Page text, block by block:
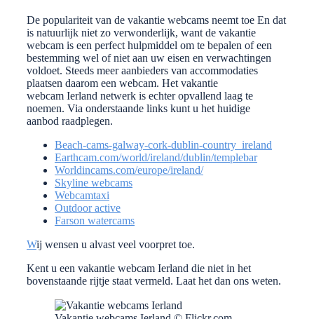
De populariteit van de vakantie webcams neemt toe En dat
is natuurlijk niet zo verwonderlijk, want de vakantie
webcam is een perfect hulpmiddel om te bepalen of een
bestemming wel of niet aan uw eisen en verwachtingen
voldoet. Steeds meer aanbieders van accommodaties
plaatsen daarom een webcam. Het vakantie
webcam Ierland netwerk is echter opvallend laag te
noemen. Via onderstaande links kunt u het huidige
aanbod raadplegen.
Beach-cams-galway-cork-dublin-country_ireland
Earthcam.com/world/ireland/dublin/templebar
Worldincams.com/europe/ireland/
Skyline webcams
Webcamtaxi
Outdoor active
Farson watercams
Wij wensen u alvast veel voorpret toe.
Kent u een vakantie webcam Ierland die niet in het
bovenstaande rijtje staat vermeld. Laat het dan ons weten.